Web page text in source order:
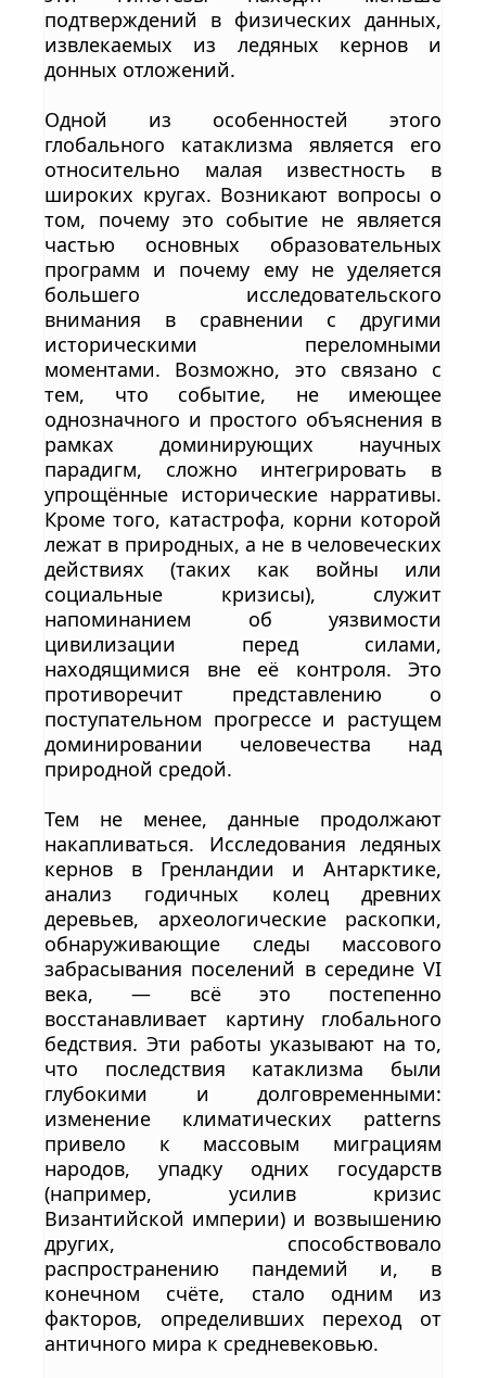
подтверждений в физических данных,
извлекаемых из ледяных кернов и
донных отложений.
Одной из особенностей этого
глобального катаклизма является его
относительно малая известность в
широких кругах. Возникают вопросы о
том, почему это событие не является
частью основных образовательных
программ и почему ему не уделяется
большего исследовательского
внимания в сравнении с другими
историческими переломными
моментами. Возможно, это связано с
тем, что событие, не имеющее
однозначного и простого объяснения в
рамках доминирующих научных
парадигм, сложно интегрировать в
упрощённые исторические нарративы.
Кроме того, катастрофа, корни которой
лежат в природных, а не в человеческих
действиях (таких как войны или
социальные кризисы), служит
напоминанием об уязвимости
цивилизации перед силами,
находящимися вне её контроля. Это
противоречит представлению о
поступательном прогрессе и растущем
доминировании человечества над
природной средой.
Тем не менее, данные продолжают
накапливаться. Исследования ледяных
кернов в Гренландии и Антарктике,
анализ годичных колец древних
деревьев, археологические раскопки,
обнаруживающие следы массового
забрасывания поселений в середине VI
века, — всё это постепенно
восстанавливает картину глобального
бедствия. Эти работы указывают на то,
что последствия катаклизма были
глубокими и долговременными:
изменение климатических patterns
привело к массовым миграциям
народов, упадку одних государств
(например, усилив кризис
Византийской империи) и возвышению
других, способствовало
распространению пандемий и, в
конечном счёте, стало одним из
факторов, определивших переход от
античного мира к средневековью.